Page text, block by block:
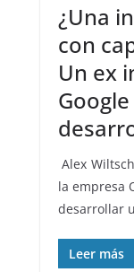
¿Una
con
Un ex
Alex
la empresa
desarrollar
Leer más